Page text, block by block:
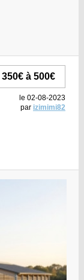
350€ à 500€
le 02-08-2023
par izimimi82